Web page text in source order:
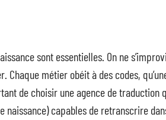
sont essentielles. On ne
métier obéit à des codes,
de choisir une agence de traduction
naissance) capables de retranscrire